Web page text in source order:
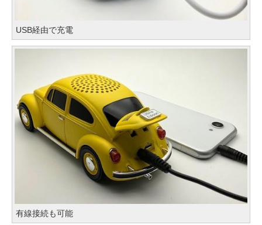
USB経由で充電
有線接続も可能